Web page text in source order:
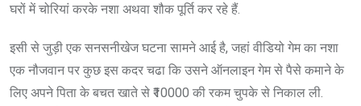
घरों में चोरियां करके नशा अथवा शौक पूर्ति कर रहे हैं.
इसी से जुड़ी एक सनसनीखेज घटना सामने आई है, जहां वीडियो गेम का नशा
एक नौजवान पर कुछ इस कदर चढा कि उसने ऑनलाइन गेम से पैसे कमाने के
लिए अपने पिता के बचत खाते से ₹10000 की रकम चुपके से निकाल ली.